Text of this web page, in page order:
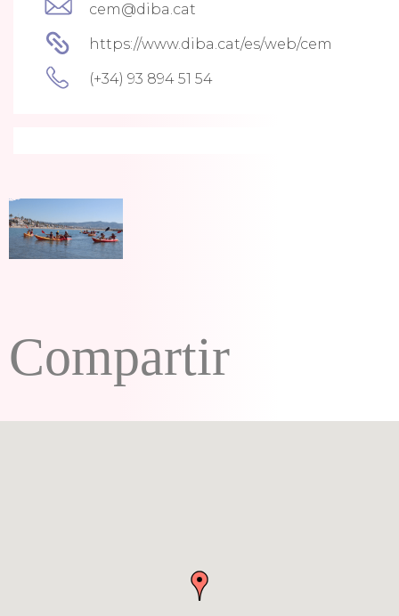
cem@diba.cat
https://www.diba.cat/es/web/cem
(+34) 93 894 51 54
Compartir